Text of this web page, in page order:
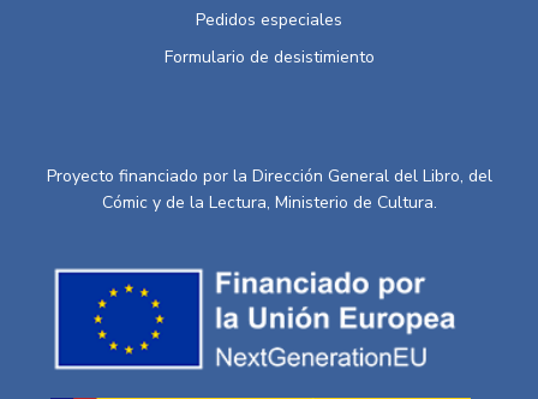
Pedidos especiales
Formulario de desistimiento
Proyecto financiado por la Dirección General del Libro, del
Cómic y de la Lectura, Ministerio de Cultura.